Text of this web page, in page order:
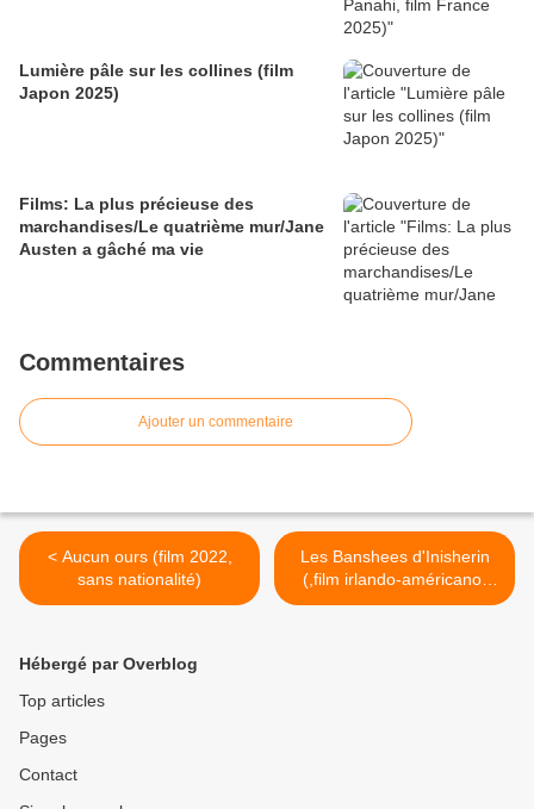
Lumière pâle sur les collines (film
Japon 2025)
Films: La plus précieuse des
marchandises/Le quatrième mur/Jane
Austen a gâché ma vie
Commentaires
Ajouter un commentaire
< Aucun ours (film 2022,
sans nationalité)
Les Banshees d'Inisherin
(,film irlando-américano-
britannique 2022) >
Hébergé par Overblog
Top articles
Pages
Contact